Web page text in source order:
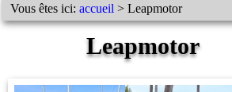
Vous êtes ici:accueil > Leapmotor
Leapmotor